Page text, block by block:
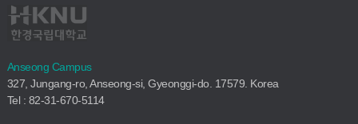
Anseong Campus
327, Jungang-ro, Anseong-si, Gyeonggi-do. 17579. Korea
Tel : 82-31-670-5114